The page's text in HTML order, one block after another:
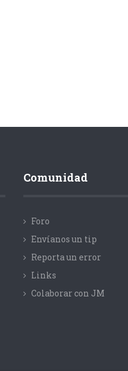
Comunidad
Foro
Envíanos un tip
Reporta un error
Links
Colaborar con JM